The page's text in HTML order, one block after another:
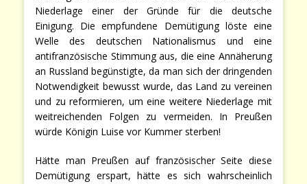
Niederlage einer der Gründe für die deutsche
Einigung. Die empfundene Demütigung löste eine
Welle des deutschen Nationalismus und eine
antifranzösische Stimmung aus, die eine Annäherung
an Russland begünstigte, da man sich der dringenden
Notwendigkeit bewusst wurde, das Land zu vereinen
und zu reformieren, um eine weitere Niederlage mit
weitreichenden Folgen zu vermeiden. In Preußen
würde Königin Luise vor Kummer sterben!
Hätte man Preußen auf französischer Seite diese
Demütigung erspart, hätte es sich wahrscheinlich